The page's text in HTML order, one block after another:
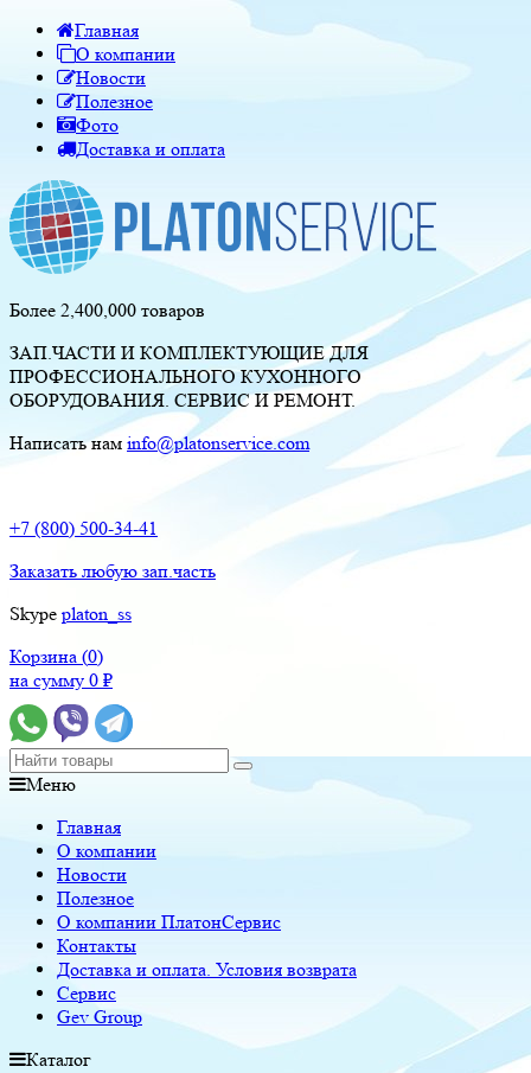
Главная
О компании
Новости
Полезное
Фото
Доставка и оплата
Более 2,400,000 товаров
ЗАП.ЧАСТИ И КОМПЛЕКТУЮЩИЕ ДЛЯ
ПРОФЕССИОНАЛЬНОГО КУХОННОГО
ОБОРУДОВАНИЯ. СЕРВИС И РЕМОНТ.
Написать нам info@platonservice.com
+7 (800) 500-34-41
Заказать любую зап.часть
Skype platon_ss
Корзина (0)
на сумму 0 ₽
Меню
Главная
О компании
Новости
Полезное
О компании ПлатонСервис
Контакты
Доставка и оплата. Условия возврата
Сервис
Gev Group
Каталог